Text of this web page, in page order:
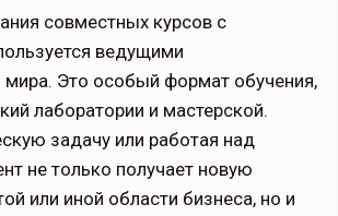
совместных курсов с
ведущими
мира. Это особый формат обучения,
лаборатории и мастерской.
задачу или работая над
не только получает новую
или иной области бизнеса, но и